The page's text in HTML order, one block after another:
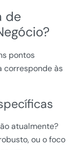
de
pontos
corresponde às
atualmente?
ou o foco